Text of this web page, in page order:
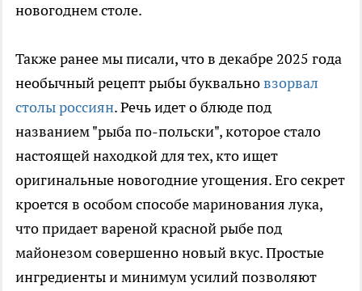
новогоднем столе.
Также ранее мы писали, что в декабре 2025 года
необычный рецепт рыбы буквальновзорвал
столы россиян. Речь идет о блюде под
названием "рыба по-польски", которое стало
настоящей находкой для тех, кто ищет
оригинальные новогодние угощения. Его секрет
кроется в особом способе маринования лука,
что придает вареной красной рыбе под
майонезом совершенно новый вкус. Простые
ингредиенты и минимум усилий позволяют